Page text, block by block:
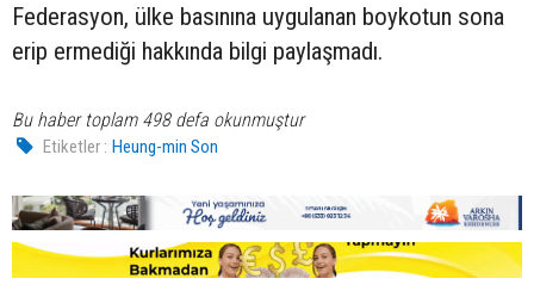
Federasyon, ülke basınına uygulanan boykotun sona
erip ermediği hakkında bilgi paylaşmadı.
Bu haber toplam 498 defa okunmuştur
Etiketler : Heung-min Son